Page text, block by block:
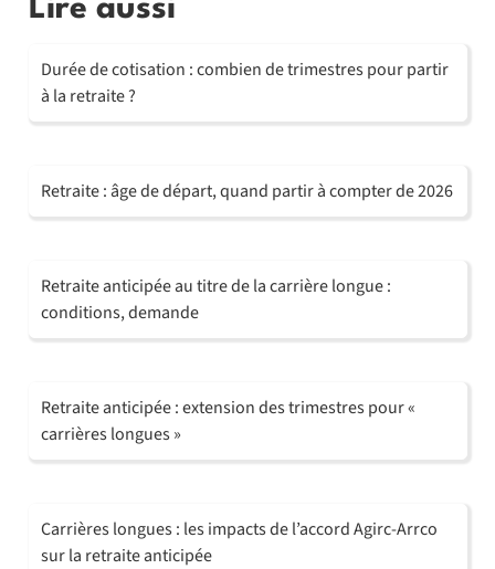
Lire aussi
Durée de cotisation : combien de trimestres pour partir
à la retraite ?
Retraite : âge de départ, quand partir à compter de 2026
Retraite anticipée au titre de la carrière longue :
conditions, demande
Retraite anticipée : extension des trimestres pour «
carrières longues »
Carrières longues : les impacts de l’accord Agirc-Arrco
sur la retraite anticipée